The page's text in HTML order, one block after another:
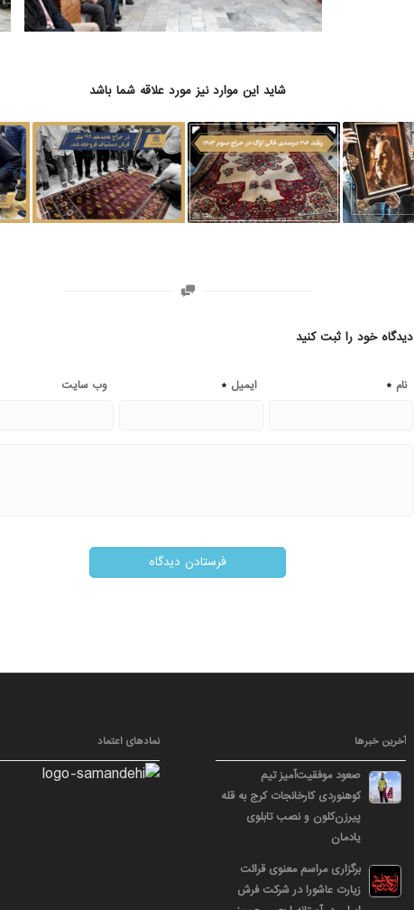
شاید این موارد نیز مورد علاقه شما باشد
دیدگاه خود را ثبت کنید
نام * ایمیل * وب‌ سایت
آخرین خبرها
صعود موفقیت‌آمیز تیم
کوهنوردی کارخانجات کرج به قله
پیرزن‌کلون و نصب تابلوی
یادمان
برگزاری مراسم معنوی قرائت
زیارت عاشورا در شرکت فرش
نمادهای اعتماد